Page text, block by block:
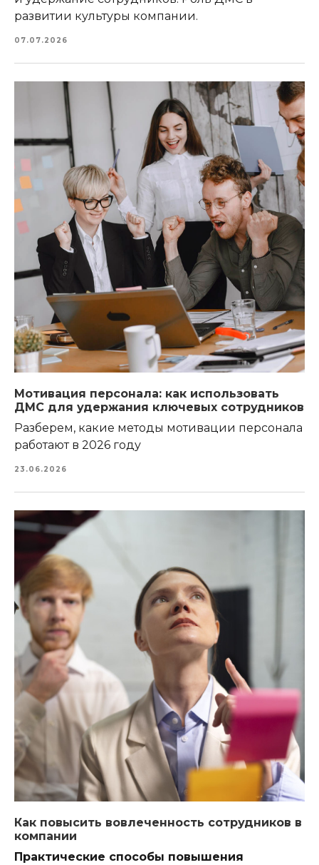
развитии культуры компании.
07.07.2026
Мотивация персонала: как использовать
ДМС для удержания ключевых сотрудников
Разберем, какие методы мотивации персонала
работают в 2026 году
23.06.2026
Как повысить вовлеченность сотрудников в
компании
Практические способы повышения